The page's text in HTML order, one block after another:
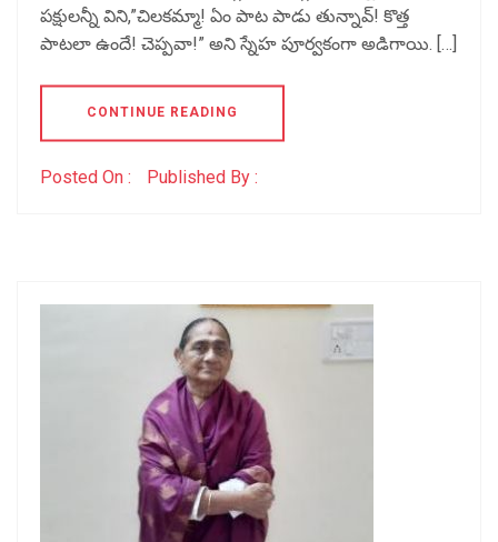
పక్షులన్నీ విని,”చిలకమ్మా! ఏం పాట పాడు తున్నావ్! కొత్త
పాటలా ఉందే! చెప్పవా!” అని స్నేహ పూర్వకంగా అడిగాయి. […]
CONTINUE READING
Posted On : Published By :